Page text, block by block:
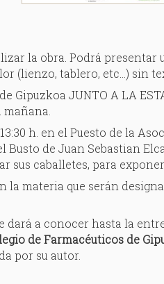
la obra. Podrá presentar
(lienzo, tablero, etc...) sin
Gipuzkoa JUNTO A LA
mañana.
h. en el Puesto de la
Busto de Juan Sebastian
sus caballetes, para exponer
la materia que serán
dará a conocer hasta la
de Farmacéuticos de
por su autor.